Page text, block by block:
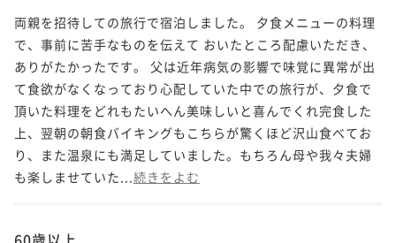
両親を招待しての旅行で宿泊しました。 夕食メニューの料理
で、事前に苦手なものを伝えて おいたところ配慮いただき、
ありがたかったです。 父は近年病気の影響で味覚に異常が出
て食欲がなくなっており心配していた中での旅行が、夕食で
頂いた料理をどれもたいへん美味しいと喜んでくれ完食した
上、翌朝の朝食バイキングもこちらが驚くほど沢山食べてお
り、また温泉にも満足していました。もちろん母や我々夫婦
も楽しませていた... 続きをよむ